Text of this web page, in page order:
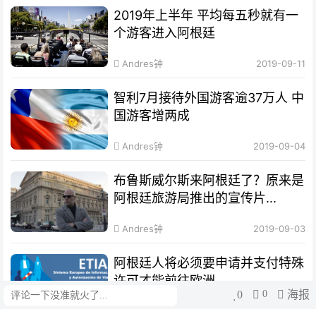
评论 0 0 海报
2019年上半年 平均每五秒就有一
个游客进入阿根廷
Andres钟 2019-09-11
智利7月接待外国游客逾37万人 中
国游客增两成
Andres钟 2019-09-04
布鲁斯威尔斯来阿根廷了？原来是
阿根廷旅游局推出的宣传片...
Andres钟 2019-09-03
阿根廷人将必须要申请并支付特殊
许可才能前往欧洲